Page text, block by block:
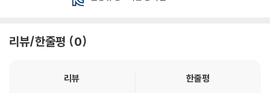
리뷰/한줄평 0
리뷰
한줄평